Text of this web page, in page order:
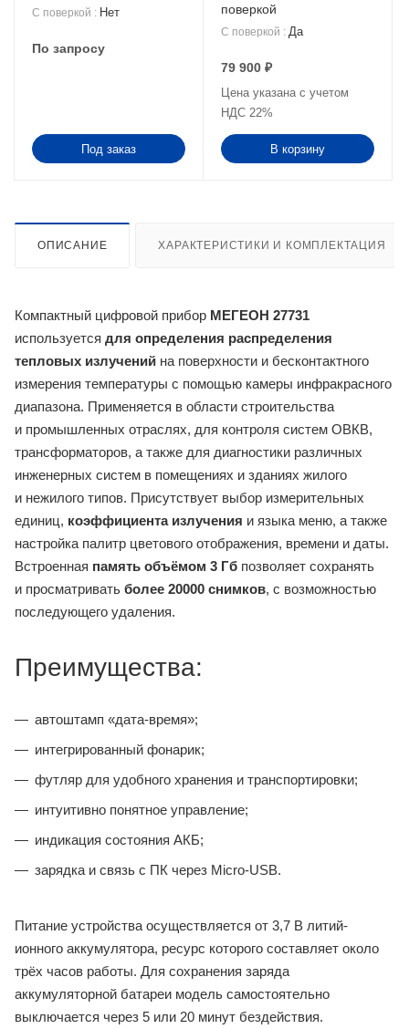
С поверкой : Нет
По запросу
Под заказ
поверкой
С поверкой : Да
79 900 ₽
Цена указана с учетом
НДС 22%
В корзину
ОПИСАНИЕ ХАРАКТЕРИСТИКИ И КОМПЛЕКТАЦИЯ
Компактный цифровой прибор МЕГЕОН 27731
используется для определения распределения
тепловых излучений на поверхности и бесконтактного
измерения температуры с помощью камеры инфракрасного
диапазона. Применяется в области строительства
и промышленных отраслях, для контроля систем ОВКВ,
трансформаторов, а также для диагностики различных
инженерных систем в помещениях и зданиях жилого
и нежилого типов. Присутствует выбор измерительных
единиц, коэффициента излучения и языка меню, а также
настройка палитр цветового отображения, времени и даты.
Встроенная память объёмом 3 Гб позволяет сохранять
и просматривать более 20000 снимков, с возможностью
последующего удаления.
Преимущества:
автоштамп «дата-время»;
интегрированный фонарик;
футляр для удобного хранения и транспортировки;
интуитивно понятное управление;
индикация состояния АКБ;
зарядка и связь с ПК через Micro-USB.
Питание устройства осуществляется от 3,7 В литий-
ионного аккумулятора, ресурс которого составляет около
трёх часов работы. Для сохранения заряда
аккумуляторной батареи модель самостоятельно
выключается через 5 или 20 минут бездействия.